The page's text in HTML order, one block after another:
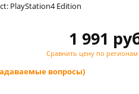
PlayStation4 Edition
1 991
Сравнить цену по регионам
вопросы)